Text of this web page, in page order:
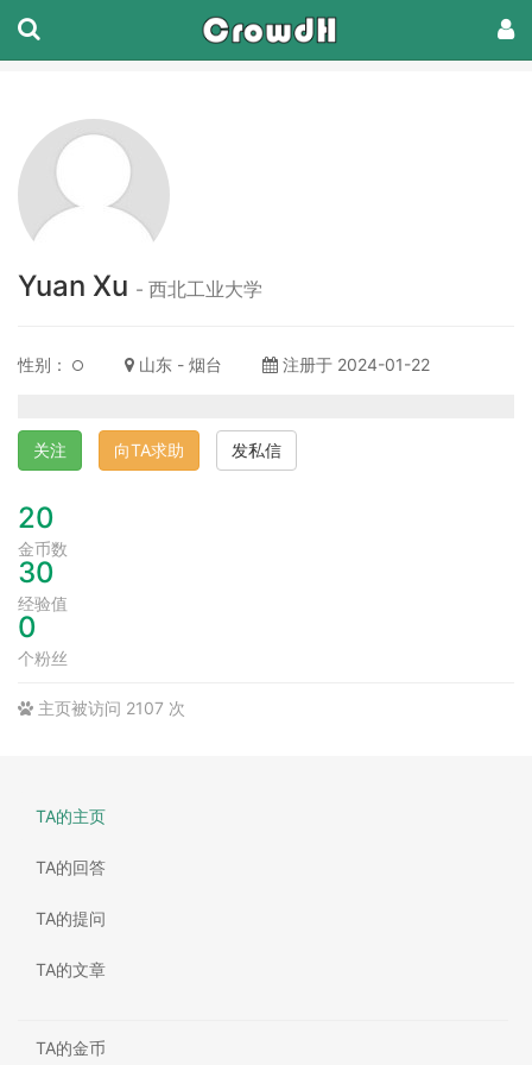
Yuan Xu - 西北工业大学
性别： 山东 - 烟台 注册于 2024-01-22
关注 向TA求助 发私信
20
金币数
30
经验值
0
个粉丝
主页被访问 2107 次
TA的主页
TA的回答
TA的提问
TA的文章
TA的金币